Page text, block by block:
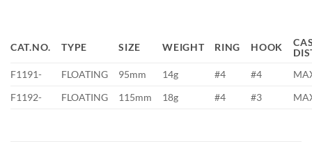
CAT.NO. TYPE SIZE WEIGHT RING HOOK
F1191-
FLOATING 95mm 14g #4 #4
F1192-
FLOATING 115mm 18g #4 #3